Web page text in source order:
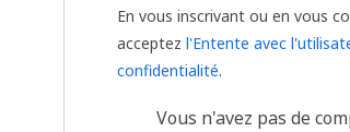
En vous inscrivant ou en vous
acceptez l'Entente avec
confidentialité.
Vous n'avez pas de